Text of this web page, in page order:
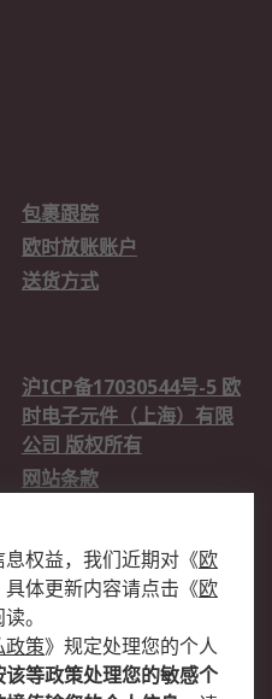
包裹跟踪
欧时放账账户
送货方式
沪ICP备17030544号-5 欧
时电子元件（上海）有限
公司 版权所有
网站条款
账户和付款
全球办事处
新闻中心
权益，我们近期对 《欧
体更新内容请点击 《欧
。
政策》 规定处理您的个人
该等政策处理您的敏感个